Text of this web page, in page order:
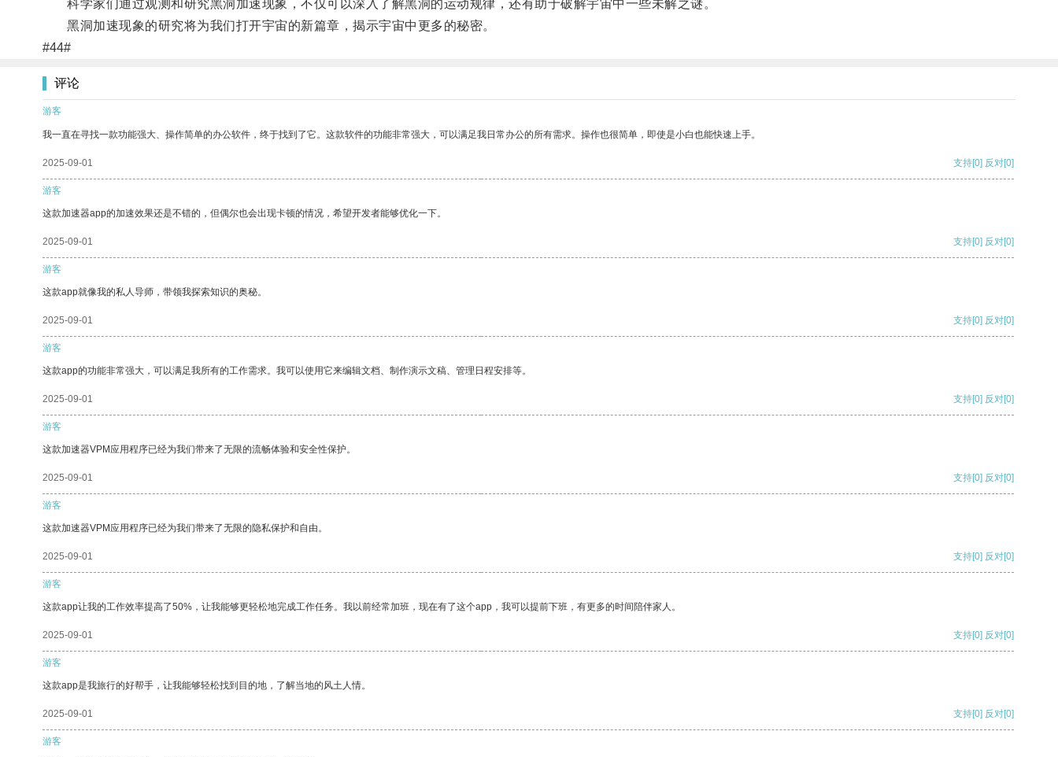
科学家们通过观测和研究黑洞加速现象，不仅可以深入了解黑洞的运动规律，还有助于破解宇宙中一些未解之谜。
黑洞加速现象的研究将为我们打开宇宙的新篇章，揭示宇宙中更多的秘密。
#44#
评论
游客
我一直在寻找一款功能强大、操作简单的办公软件，终于找到了它。这款软件的功能非常强大，可以满足我日常办公的所有需求。操作也很简单，即使是小白也能快速上手。
2025-09-01 支持[0] 反对[0]
游客
这款加速器app的加速效果还是不错的，但偶尔也会出现卡顿的情况，希望开发者能够优化一下。
2025-09-01 支持[0] 反对[0]
游客
这款app就像我的私人导师，带领我探索知识的奥秘。
2025-09-01 支持[0] 反对[0]
游客
这款app的功能非常强大，可以满足我所有的工作需求。我可以使用它来编辑文档、制作演示文稿、管理日程安排等。
2025-09-01 支持[0] 反对[0]
游客
这款加速器VPM应用程序已经为我们带来了无限的流畅体验和安全性保护。
2025-09-01 支持[0] 反对[0]
游客
这款加速器VPM应用程序已经为我们带来了无限的隐私保护和自由。
2025-09-01 支持[0] 反对[0]
游客
这款app让我的工作效率提高了50%，让我能够更轻松地完成工作任务。我以前经常加班，现在有了这个app，我可以提前下班，有更多的时间陪伴家人。
2025-09-01 支持[0] 反对[0]
游客
这款app是我旅行的好帮手，让我能够轻松找到目的地，了解当地的风土人情。
2025-09-01 支持[0] 反对[0]
游客